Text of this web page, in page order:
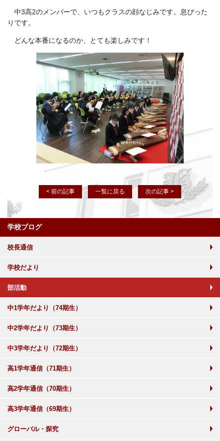
中3高2のメンバーで、いつもクラスの顔なじみです。息ぴった
りです。
どんな本番になるのか、とても楽しみです！
< 前の記事 一覧に戻る 次の記事 >
学校ブログ
校長通信
学校だより
部活動
中1学年だより（74期生）
中2学年だより（73期生）
中3学年だより（72期生）
高1学年通信（71期生）
高2学年通信（70期生）
高3学年通信（69期生）
グローバル・探究